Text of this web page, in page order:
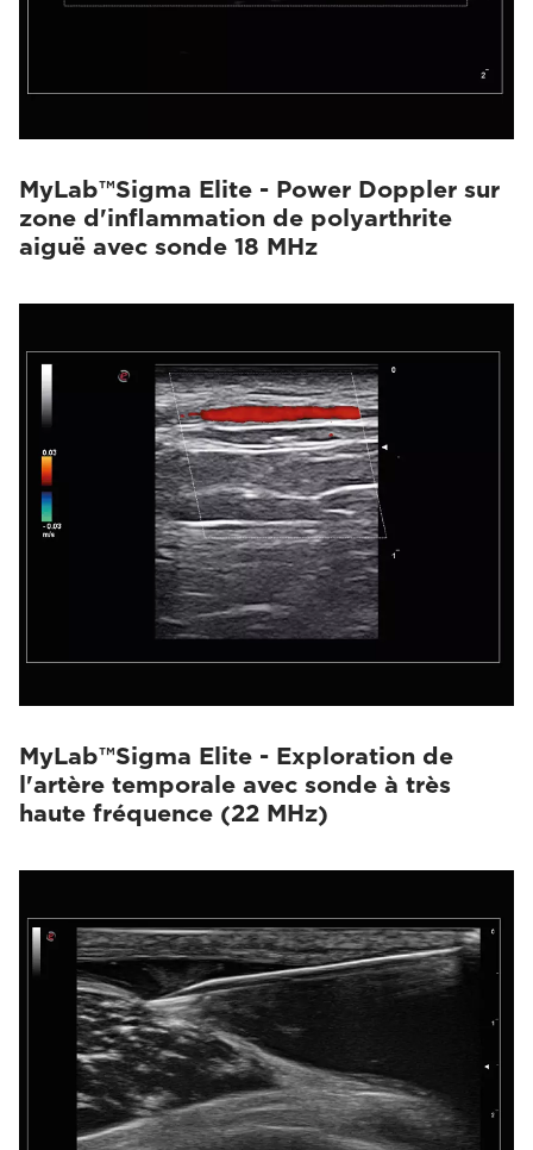
MyLab™Sigma Elite - Power Doppler sur
zone d'inflammation de polyarthrite
aiguë avec sonde 18 MHz
MyLab™Sigma Elite - Exploration de
l'artère temporale avec sonde à très
haute fréquence (22 MHz)